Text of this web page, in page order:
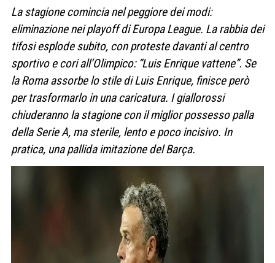
La stagione comincia nel peggiore dei modi:
eliminazione nei playoff di Europa League. La rabbia dei
tifosi esplode subito, con proteste davanti al centro
sportivo e cori all’Olimpico: “Luis Enrique vattene”. Se
la Roma assorbe lo stile di Luis Enrique, finisce però
per trasformarlo in una caricatura. I giallorossi
chiuderanno la stagione con il miglior possesso palla
della Serie A, ma sterile, lento e poco incisivo. In
pratica, una pallida imitazione del Barça.